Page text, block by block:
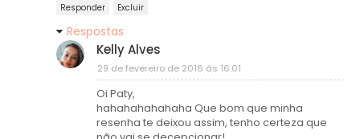
Responder Excluir
Respostas
Kelly Alves
29 de fevereiro de 2016 às 16:01
Oi Paty,
hahahahahahaha Que bom que minha
resenha te deixou assim, tenho certeza que